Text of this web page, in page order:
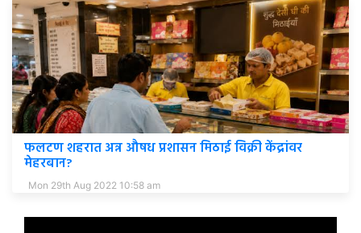
फलटण शहरात अन्न औषध प्रशासन मिठाई विक्री केंद्रांवर
मेहरबान?
Mon 29th Aug 2022 10:58 am